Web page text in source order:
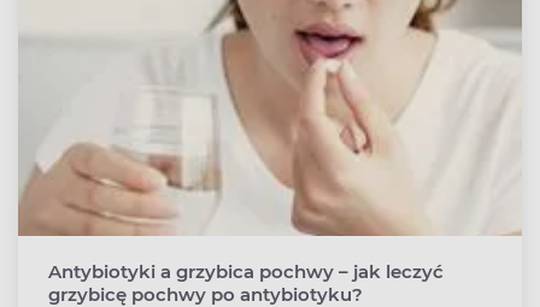
pochwy? Kto jest na nią najbardziej narażony? Jakie są
możliwości leczenia grzybicy pochwy?
Antybiotyki a grzybica pochwy – jak leczyć
grzybicę pochwy po antybiotyku?